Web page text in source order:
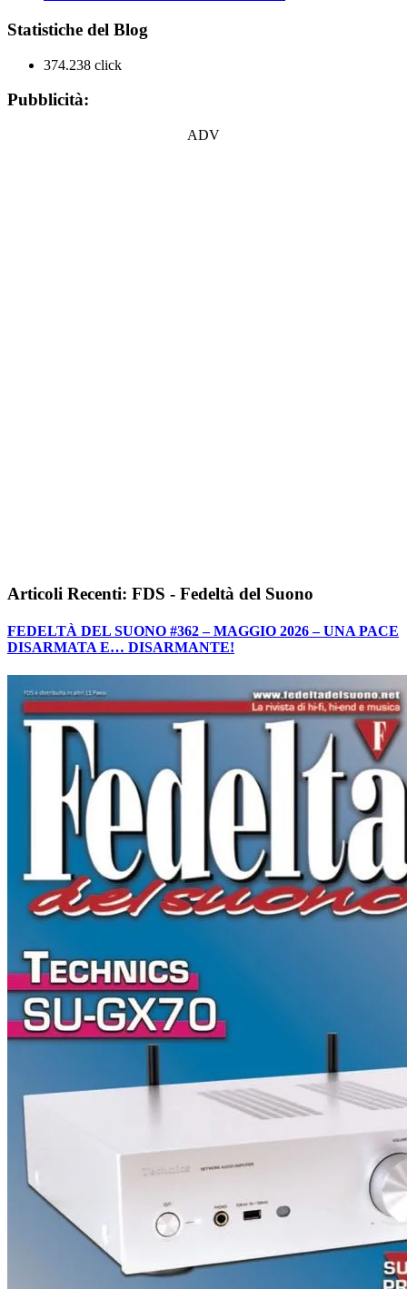
Statistiche del Blog
374.238 click
Pubblicità:
ADV
Articoli Recenti: FDS - Fedeltà del Suono
FEDELTÀ DEL SUONO #362 – MAGGIO 2026 – UNA PACE
DISARMATA E… DISARMANTE!